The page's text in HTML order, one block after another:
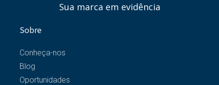
Sua marca em evidência
Sobre
Conheça-nos
Blog
Oportunidades